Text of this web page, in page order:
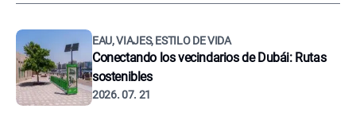
EAU, VIAJES, ESTILO DE VIDA
Conectando los vecindarios de Dubái: Rutas
sostenibles
2026. 07. 21